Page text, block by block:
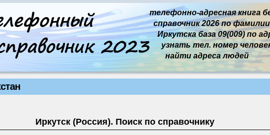
телефонно-адресная книга
справочник 2026 по
Иркутска база 09(009) по
узнать тел. номер
найти адреса людей
Иркутск (Россия). Поиск по справочнику